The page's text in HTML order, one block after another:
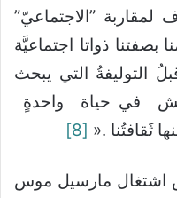
لمقاربة ”الاجتماعيّ”
بصفتنا ذواتا اجتماعيَّة
التي يبحث
نعيش في حياة واحدةٍ
ثَقافتُنا .« [8]
اشتغال مارسيل موس